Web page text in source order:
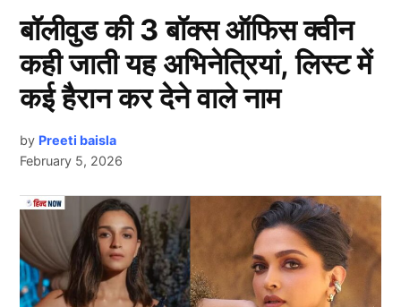
“हम जब हारते हैं तब…” प्लेयर ऑफ द मैच बने Ravindra Jadeja ने फैंस के लिए कही
बड़ी बात, बताया हारने के बाद कैसा करते है बर्ताव
Next Article
बॉलीवुड की 3 बॉक्स ऑफिस क्वीन
कही जाती यह अभिनेत्रियां, लिस्ट में
कई हैरान कर देने वाले नाम
by Preeti baisla
February 5, 2026